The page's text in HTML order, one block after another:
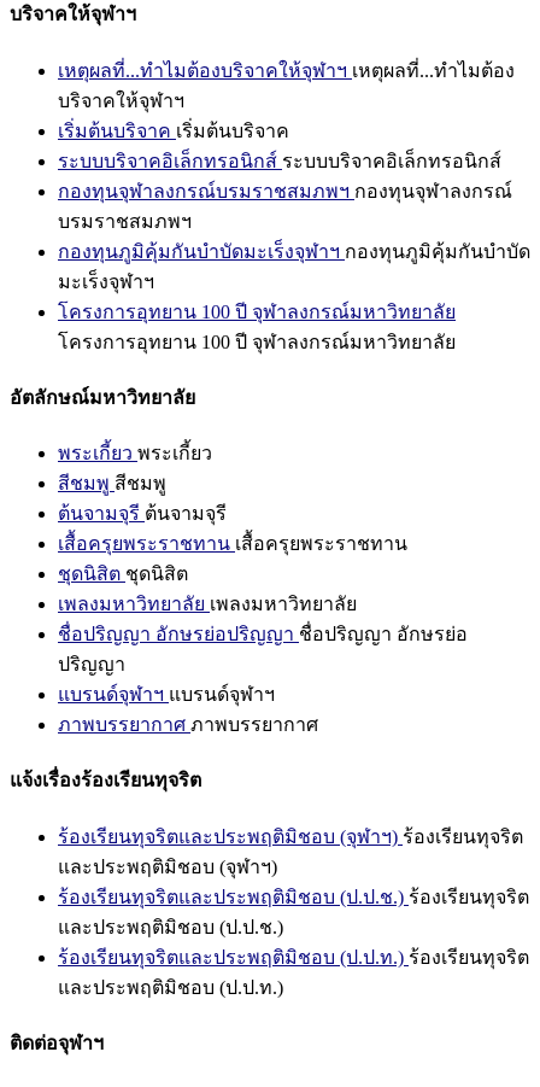
บริจาคให้จุฬาฯ
เหตุผลที่...ทำไมต้องบริจาคให้จุฬาฯ เหตุผลที่...ทำไมต้อง
บริจาคให้จุฬาฯ
เริ่มต้นบริจาค เริ่มต้นบริจาค
ระบบบริจาคอิเล็กทรอนิกส์ ระบบบริจาคอิเล็กทรอนิกส์
กองทุนจุฬาลงกรณ์บรมราชสมภพฯ กองทุนจุฬาลงกรณ์
บรมราชสมภพฯ
กองทุนภูมิคุ้มกันบำบัดมะเร็งจุฬาฯ กองทุนภูมิคุ้มกันบำบัด
มะเร็งจุฬาฯ
โครงการอุทยาน 100 ปี จุฬาลงกรณ์มหาวิทยาลัย
โครงการอุทยาน 100 ปี จุฬาลงกรณ์มหาวิทยาลัย
อัตลักษณ์มหาวิทยาลัย
พระเกี้ยว พระเกี้ยว
สีชมพู สีชมพู
ต้นจามจุรี ต้นจามจุรี
เสื้อครุยพระราชทาน เสื้อครุยพระราชทาน
ชุดนิสิต ชุดนิสิต
เพลงมหาวิทยาลัย เพลงมหาวิทยาลัย
ชื่อปริญญา อักษรย่อปริญญา ชื่อปริญญา อักษรย่อ
ปริญญา
แบรนด์จุฬาฯ แบรนด์จุฬาฯ
ภาพบรรยากาศ ภาพบรรยากาศ
แจ้งเรื่องร้องเรียนทุจริต
ร้องเรียนทุจริตและประพฤติมิชอบ (จุฬาฯ) ร้องเรียนทุจริต
และประพฤติมิชอบ (จุฬาฯ)
ร้องเรียนทุจริตและประพฤติมิชอบ (ป.ป.ช.) ร้องเรียนทุจริต
และประพฤติมิชอบ (ป.ป.ช.)
ร้องเรียนทุจริตและประพฤติมิชอบ (ป.ป.ท.) ร้องเรียนทุจริต
และประพฤติมิชอบ (ป.ป.ท.)
ติดต่อจุฬาฯ